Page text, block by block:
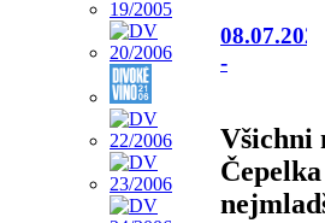
08.07.2026
-
Všichni